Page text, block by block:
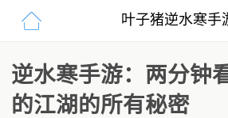
叶子猪逆水寒手
逆水寒手游：两分钟
的江湖的所有秘密